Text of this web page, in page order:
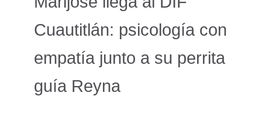
Cuautitlán: psicología con
empatía junto a su perrita
guía Reyna